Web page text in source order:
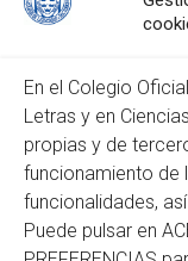
En el Colegio
Letras y en
propias y de
funcionamiento de
funcionalidades,
Puede pulsar en